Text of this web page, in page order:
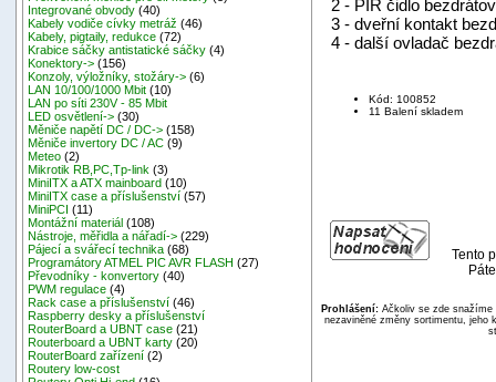
Integrované obvody (40)
Kabely vodiče cívky metráž (46)
Kabely, pigtaily, redukce (72)
Krabice sáčky antistatické sáčky (4)
Konektory-> (156)
Konzoly, výložníky, stožáry-> (6)
LAN 10/100/1000 Mbit (10)
LAN po síti 230V - 85 Mbit
LED osvětlení-> (30)
Měniče napětí DC / DC-> (158)
Měniče invertory DC / AC (9)
Meteo (2)
Mikrotik RB,PC,Tp-link (3)
MiniITX a ATX mainboard (10)
MiniITX case a příslušenství (57)
MiniPCI (11)
Montážní materiál (108)
Nástroje, měřidla a nářadí-> (229)
Pájecí a svářecí technika (68)
Programátory ATMEL PIC AVR FLASH (27)
Převodníky - konvertory (40)
PWM regulace (4)
Rack case a příslušenství (46)
Raspberry desky a příslušenství
RouterBoard a UBNT case (21)
Routerboard a UBNT karty (20)
RouterBoard zařízení (2)
Routery low-cost
2 - PIR čidlo
3 - dveřní kontakt
4 - další ovladač
Kód: 100852
11 Balení skladem
Tento
Prohlášení:Ačkoliv se zde snažíme
nezaviněné změny sortimentu, jeho